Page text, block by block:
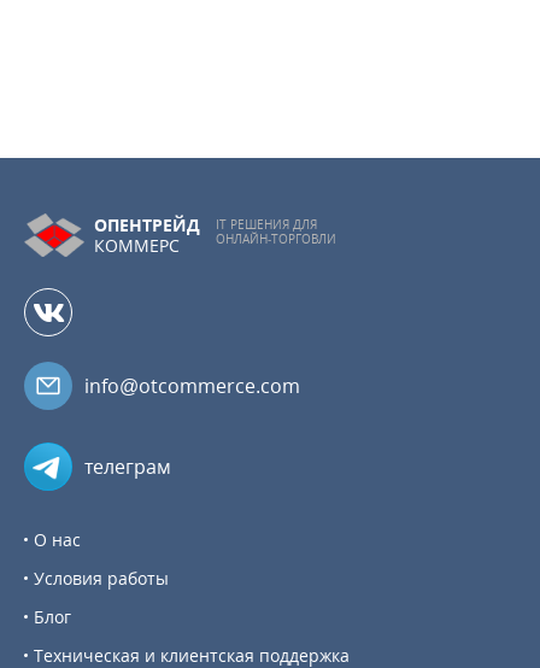
ОПЕНТРЕЙД
КОММЕРС
IT РЕШЕНИЯ ДЛЯ
ОНЛАЙН-ТОРГОВЛИ
info@otcommerce.com
телеграм
О нас
Блог
Условия работы
Техническая и клиентская поддержка